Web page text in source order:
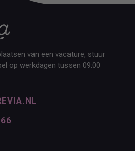
van een vacature, stuur
op werkdagen tussen 09:00